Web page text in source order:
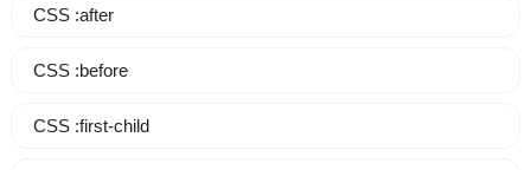
CSS :after
CSS :before
CSS :first-child